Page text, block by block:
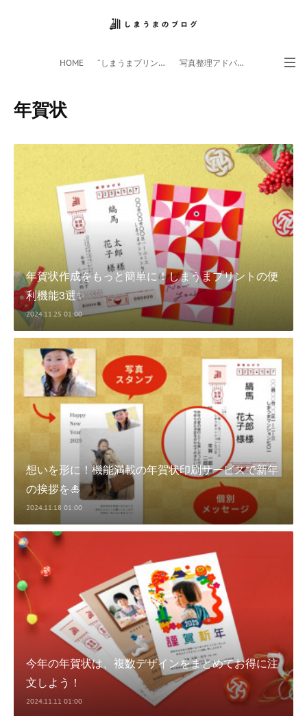
HOME ”しまうまプリント”サイト 写真整理アドバイザー
年賀状
年賀状作成をもっと簡単に！しまうまプリントの便
利機能3選✨
2024.11.25 01:00
想いを形に！機能満載の年賀状印刷サービスで新年
の挨拶を🎍
2024.11.18 01:00
今年の年賀状は、複数デザインをまとめてお得に注
文しよう！
2024.11.11 01:00